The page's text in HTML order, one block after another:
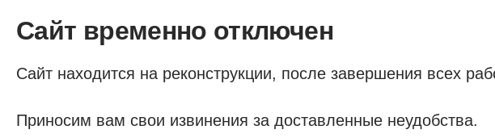
Сайт временно отключен
Сайт находится на реконструкции, после завершения всех
Приносим вам свои извинения за доставленные неудобства.